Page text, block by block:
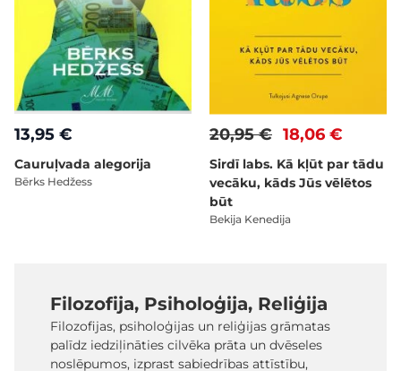
13,95 €
Cauruļvada alegorija
Bērks Hedžess
18,06 €
20,95 €
Sirdī labs. Kā kļūt par tādu
vecāku, kāds Jūs vēlētos
būt
Bekija Kenedija
Filozofija, Psiholoģija, Reliģija
Filozofijas, psiholoģijas un reliģijas grāmatas
palīdz iedziļināties cilvēka prāta un dvēseles
noslēpumos, izprast sabiedrības attīstību,